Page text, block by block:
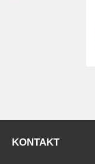
KONTAKT